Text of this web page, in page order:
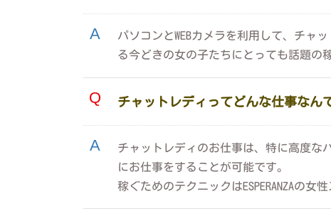
パソコンとWEBカメラを利用して、チャ
る今どきの女の子たちにとっても話題の
チャットレディってどんな仕事なん
チャットレディのお仕事は、特に高度な
にお仕事をすることが可能です。
稼ぐためのテクニックはESPERANZAの